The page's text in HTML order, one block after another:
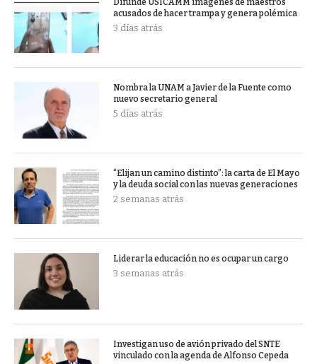
Difunde USICAMM imágenes de maestros
acusados de hacer trampa y genera polémica
3 días atrás
Nombra la UNAM a Javier de la Fuente como
nuevo secretario general
5 días atrás
“Elijan un camino distinto”: la carta de El Mayo
y la deuda social con las nuevas generaciones
2 semanas atrás
Liderar la educación no es ocupar un cargo
3 semanas atrás
Investigan uso de avión privado del SNTE
vinculado con la agenda de Alfonso Cepeda